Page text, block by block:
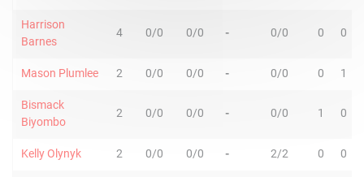
Harrison
Barnes
4 0/0 0/0 - 0/0 0 0
Mason Plumlee 2 0/0 0/0 - 0/0 0 1
Bismack
Biyombo
2 0/0 0/0 - 0/0 1 0
Kelly Olynyk 2 0/0 0/0 - 2/2 0 0